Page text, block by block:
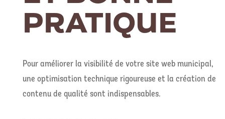
PRATIQUE
Pour améliorer la visibilité de votre site web municipal,
une optimisation technique rigoureuse et la création de
contenu de qualité sont indispensables.